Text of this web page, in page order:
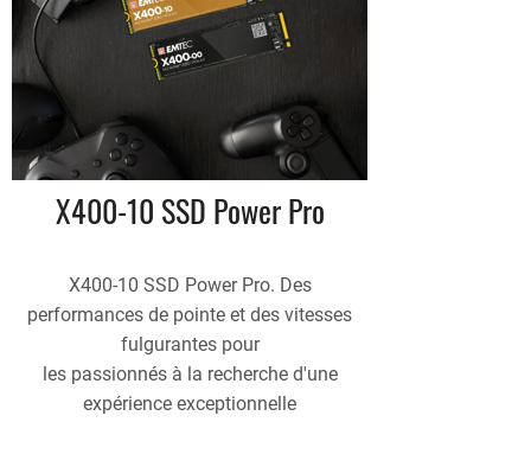
X400-10 SSD Power Pro
X400-10 SSD Power Pro. Des
performances de pointe et des vitesses
fulgurantes pour
les passionnés à la recherche d'une
expérience exceptionnelle